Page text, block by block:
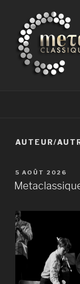
contenu
principal
AUTEUR/
PUBLIÉ
LE
5 AOÛT 2026